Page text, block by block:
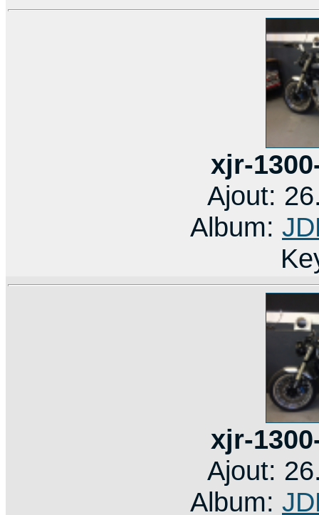
xjr-
Ajout:
Album:
xjr-
Ajout:
Album: